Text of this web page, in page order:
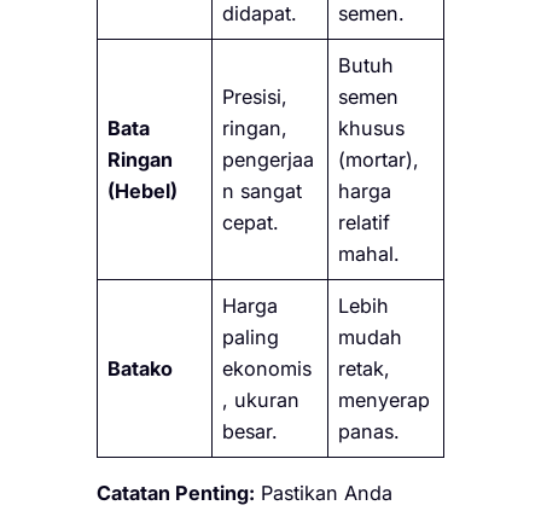
didapat.
semen.
Bata
Ringan
(Hebel)
Presisi,
ringan,
pengerjaa
n sangat
cepat.
Butuh
semen
khusus
(mortar),
harga
relatif
mahal.
Batako
Harga
paling
ekonomis
, ukuran
besar.
Lebih
mudah
retak,
menyerap
panas.
Catatan Penting: Pastikan Anda